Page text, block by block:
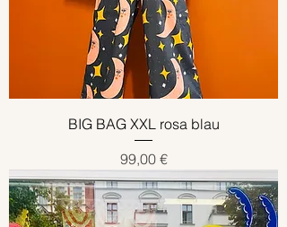
BIG BAG XXL rosa blau
Preis
99,00 €